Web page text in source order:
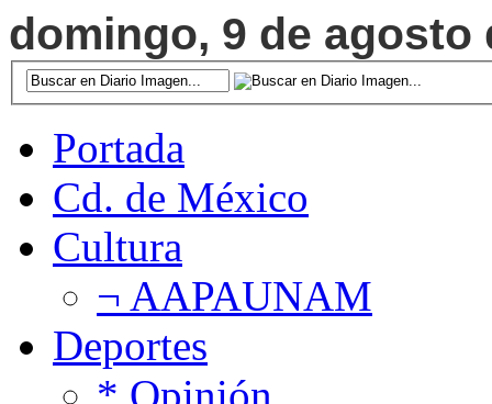
domingo, 9 de agosto
Portada
Cd. de México
Cultura
¬ AAPAUNAM
Deportes
* Opinión